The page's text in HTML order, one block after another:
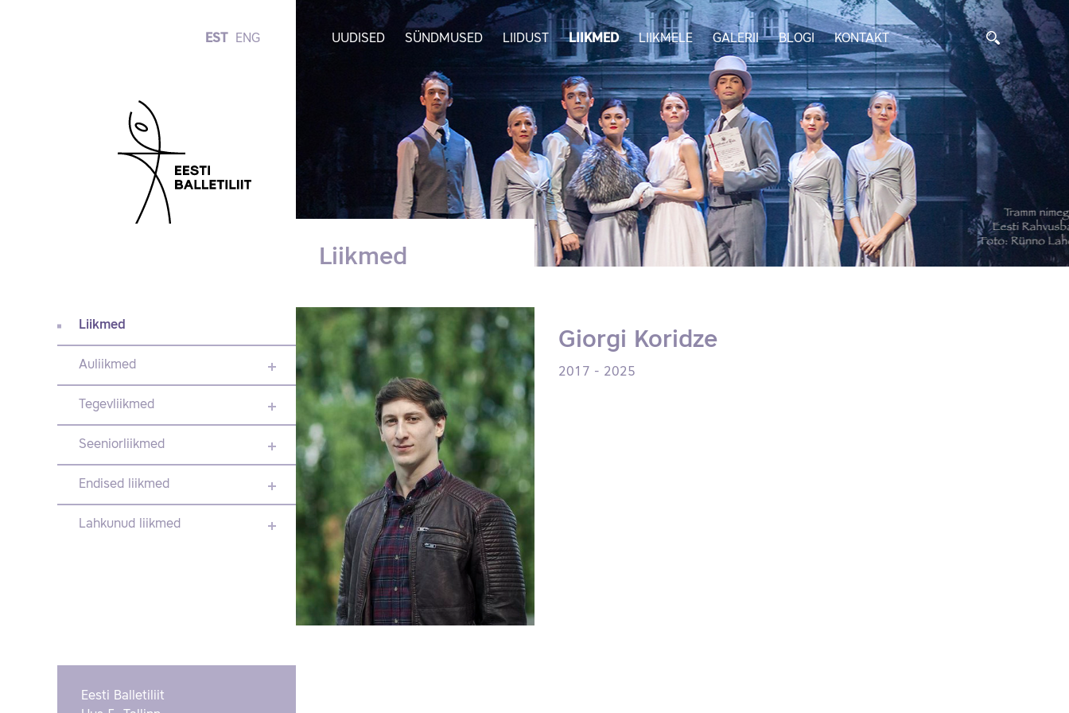
EST ENG UUDISED SÜNDMUSED LIIDUST LIIKMED LIIKMELE GALERII BLOGI KONTAKT
Liikmed
Liikmed
Auliikmed
Tegevliikmed
Seeniorliikmed
Endised liikmed
Lahkunud liikmed
Giorgi Koridze
2017 - 2025
Eesti Balletiliit